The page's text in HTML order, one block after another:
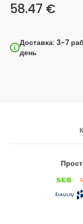
58.47 €
Доставка: 3-7
день